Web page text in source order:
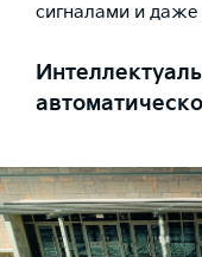
сигналами и даже